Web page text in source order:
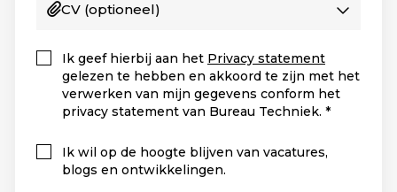
CV (optioneel)
Ik geef hierbij aan het Privacy statement
gelezen te hebben en akkoord te zijn met het
verwerken van mijn gegevens conform het
privacy statement van Bureau Techniek.
Ik wil op de hoogte blijven van vacatures,
blogs en ontwikkelingen.